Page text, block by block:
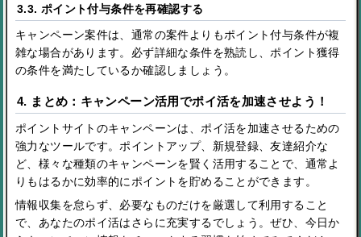
3.3. ポイント付与条件を再確認する
キャンペーン案件は、通常の案件よりもポイント付与条件が複
雑な場合があります。必ず詳細な条件を熟読し、ポイント獲得
の条件を満たしているか確認しましょう。
4. まとめ：キャンペーン活用でポイ活を加速させよう！
ポイントサイトのキャンペーンは、ポイ活を加速させるための
強力なツールです。ポイントアップ、新規登録、友達紹介な
ど、様々な種類のキャンペーンを賢く活用することで、通常よ
りもはるかに効率的にポイントを貯めることができます。
情報収集を怠らず、必要なものだけを厳選して利用すること
で、あなたのポイ活はさらに充実するでしょう。ぜひ、今日か